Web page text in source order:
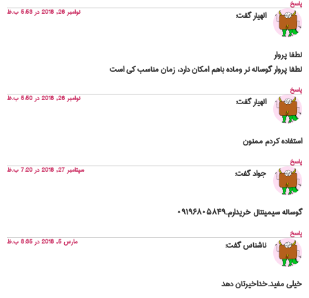
پاسخ
الهیارگفت: نوامبر 26, 2018 در 5:53 ب.ظ
لطفا پروار
لطفا پروار گوساله نر وماده باهم امکان دارد، زمان مناسب کی است
پاسخ
الهیارگفت: نوامبر 26, 2018 در 5:50 ب.ظ
استفاده کردم ممنون
پاسخ
جوادگفت: سپتامبر 27, 2018 در 7:20 ب.ظ
گوساله سیمینتال خریدارم.۰۹۱۹۶۸۰۵۸۴۹
پاسخ
ناشناسگفت: مارس 5, 2018 در 8:35 ب.ظ
خیلی مفید.خداخیرتان دهد